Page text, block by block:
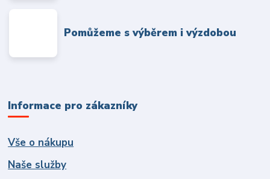
Pomůžeme s výběrem i výzdobou
Informace pro zákazníky
Vše o nákupu
Naše služby